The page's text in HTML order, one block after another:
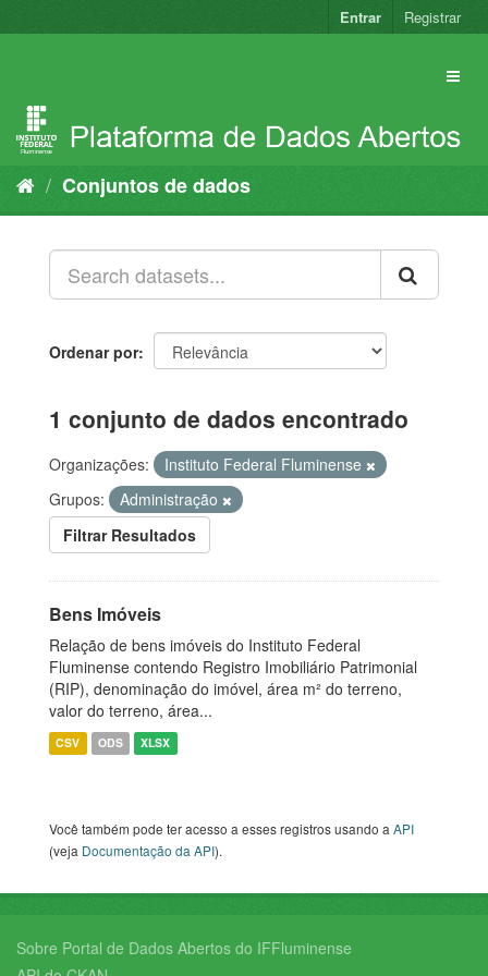
para
Entrar Registrar
Conjuntos de dados
Ordenar por
1 conjunto de dados encontrado
Organizações:
Instituto Federal Fluminense
Grupos:
Administração
Filtrar Resultados
Bens Imóveis
Relação de bens imóveis do Instituto Federal
Fluminense contendo Registro Imobiliário Patrimonial
(RIP), denominação do imóvel, área m² do terreno,
valor do terreno, área...
CSV ODS XLSX
Você também pode ter acesso a esses registros usando aAPI
(veja Documentação da API).
Sobre Portal de Dados Abertos do IFFluminense